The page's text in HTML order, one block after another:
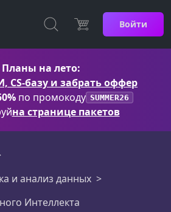
Войти
Планы на лето:
CS-базу и забрать оффер
по промокоду SUMMER26
на странице пакетов
и анализ данных
Интеллекта